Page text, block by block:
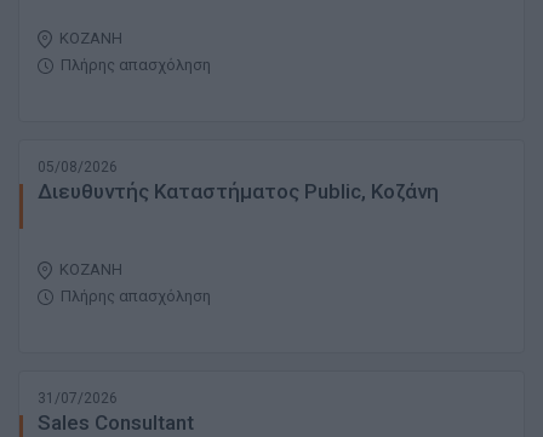
ΚΟΖΑΝΗ
Πλήρης απασχόληση
05/08/2026
Διευθυντής Καταστήματος Public, Κοζάνη
ΚΟΖΑΝΗ
Πλήρης απασχόληση
31/07/2026
Sales Consultant